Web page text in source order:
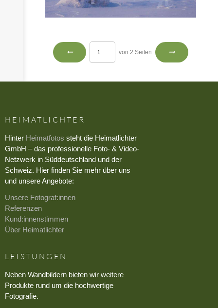
von 2 Seiten
HEIMATLICHTER
Hinter Heimatfotos steht die Heimatlichter
GmbH – das professionelle Foto- & Video-
Netzwerk in Süddeutschland und der
Schweiz. Hier finden Sie mehr über uns
und unsere Angebote:
Unsere Fotograf:innen
Referenzen
Kund:innenstimmen
Über Heimatlichter
LEISTUNGEN
Neben Wandbildern bieten wir weitere
Produkte rund um die hochwertige
Fotografie.